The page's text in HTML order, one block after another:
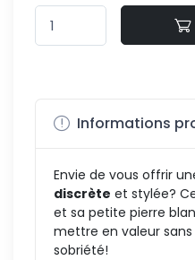
Informations
Envie de vous offrir
discrète et stylée?
et sa petite pierre
mettre en valeur
sobriété!